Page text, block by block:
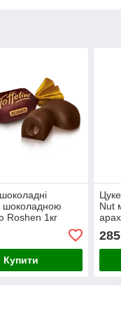
шоколадною
Roshen 1кг
Купити
Nut
285